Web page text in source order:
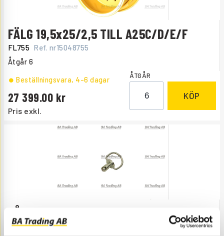
FÄLG 19,5x25/2,5 TILL A25C/D/E/F
FL755 Ref. nr15048755
Åtgår 6
Pris exkl.
27 399.00
Beställningsvara, 4-6 dagar ÅTGÅR
KÖP
LÅSSPRINT
LO141 Ref. 4780141
Passar lucka på sidan av hytt,